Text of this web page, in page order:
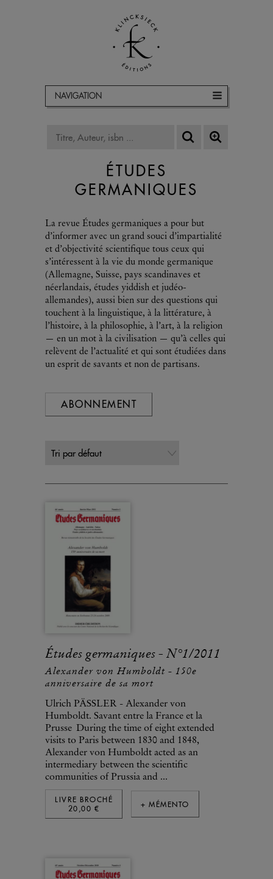
NAVIGATION
ÉTUDES
GERMANIQUES
La revue Études germaniques a pour but
d’informer avec un grand souci d’impartialité
et d’objectivité scientifique tous ceux qui
s’intéressent à la vie du monde germanique
(Allemagne, Suisse, pays scandinaves et
néerlandais, études yiddish et judéo-
allemandes), aussi bien sur des questions qui
touchent à la linguistique, à la littérature, à
l’histoire, à la philosophie, à l’art, à la religion
— en un mot à la civilisation — qu’à celles qui
relèvent de l’actualité et qui sont étudiées dans
un esprit de savants et non de partisans.
ABONNEMENT
Études germaniques - N°1/2011
Alexander von Humboldt - 150e
anniversaire de sa mort
Ulrich PÄSSLER - Alexander von
Humboldt. Savant entre la France et la
Prusse During the time of eight extended
visits to Paris between 1830 and 1848,
Alexander von Humboldt acted as an
intermediary between the scientific
communities of Prussia and ...
LIVRE BROCHÉ
20,00 €
+ MÉMENTO